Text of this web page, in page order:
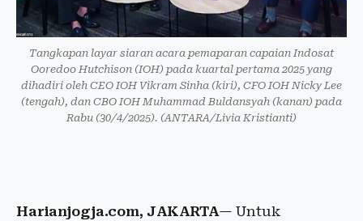
Tangkapan layar siaran acara pemaparan capaian Indosat
Ooredoo Hutchison (IOH) pada kuartal pertama 2025 yang
dihadiri oleh CEO IOH Vikram Sinha (kiri), CFO IOH Nicky Lee
(tengah), dan CBO IOH Muhammad Buldansyah (kanan) pada
Rabu (30/4/2025). (ANTARA/Livia Kristianti)
Harianjogja.com, JAKARTA— Untuk